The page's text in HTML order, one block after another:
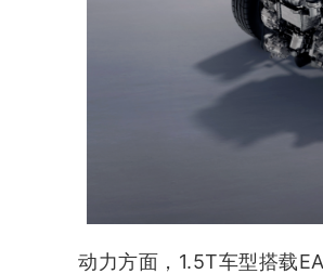
动力方面，1.5T车型搭载